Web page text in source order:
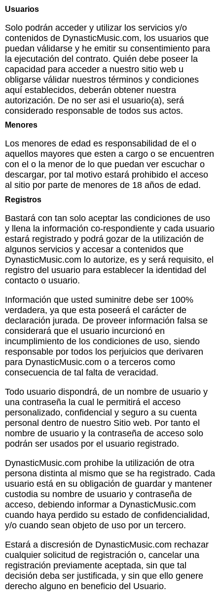
Usuarios
Solo podrán acceder y utilizar los servicios y/o
contenidos de DynasticMusic.com, los usuarios que
puedan válidarse y he emitir su consentimiento para
la ejecutación del contrato. Quién debe poseer la
capacidad para acceder a nuestro sitio web u
obligarse válidar nuestros términos y condiciones
aquí establecidos, deberán obtener nuestra
autorización. De no ser asi el usuario(a), será
considerado responsable de todos sus actos.
Menores
Los menores de edad es responsabilidad de el o
aquellos mayores que esten a cargo o se encuentren
con el o la menor de lo que puedan ver escuchar o
descargar, por tal motivo estará prohibido el acceso
al sitio por parte de menores de 18 años de edad.
Registros
Bastará con tan solo aceptar las condiciones de uso
y llena la información co-respondiente y cada usuario
estará registrado y podrá gozar de la utilización de
algunos servicios y accesar a contenidos que
DynasticMusic.com lo autorize, es y será requisito, el
registro del usuario para establecer la identidad del
contacto o usuario.
Información que usted suminitre debe ser 100%
verdadera, ya que esta poseerá el carácter de
declaración jurada. De proveer información falsa se
considerará que el usuario incurcionó en
incumplimiento de los condiciones de uso, siendo
responsable por todos los perjuicios que derivaren
para DynasticMusic.com o a terceros como
consecuencia de tal falta de veracidad.
Todo usuario dispondrá, de un nombre de usuario y
una contraseña la cual le permitirá el acceso
personalizado, confidencial y seguro a su cuenta
personal dentro de nuestro Sitio web. Por tanto el
nombre de usuario y la contraseña de acceso solo
podrán ser usados por el usuario registrado.
DynasticMusic.com prohibe la utilización de otra
persona distinta al mismo que se ha registrado. Cada
usuario está en su obligación de guardar y mantener
custodia su nombre de usuario y contraseña de
acceso, debiendo informar a DynasticMusic.com
cuando haya perdido su estado de confidencialidad,
y/o cuando sean objeto de uso por un tercero.
Estará a discresión de DynasticMusic.com rechazar
cualquier solicitud de registración o, cancelar una
registración previamente aceptada, sin que tal
decisión deba ser justificada, y sin que ello genere
derecho alguno en beneficio del Usuario.